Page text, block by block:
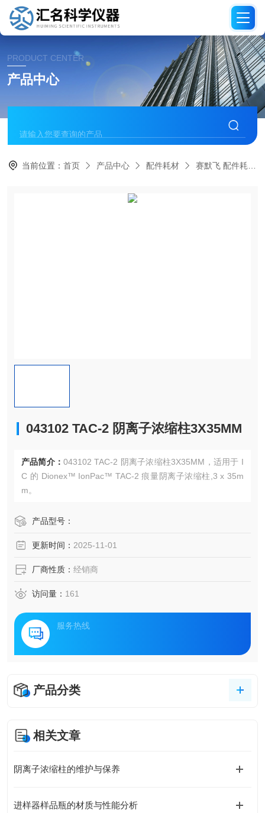
PRODUCT CENTER
产品中心
当前位置：首页 产品中心 配件耗材 赛默飞 配件耗材
043102 TAC-2 阴离子浓缩柱3X35MM
产品简介： 043102 TAC-2 阴离子浓缩柱3X35MM，适用于 I
C 的 Dionex™ IonPac™ TAC-2 痕量阴离子浓缩柱,3 x 35m
m。
产品型号：
更新时间： 2025-11-01
厂商性质： 经销商
访问量： 161
服务热线
产品分类
相关文章
阴离子浓缩柱的维护与保养
进样器样品瓶的材质与性能分析